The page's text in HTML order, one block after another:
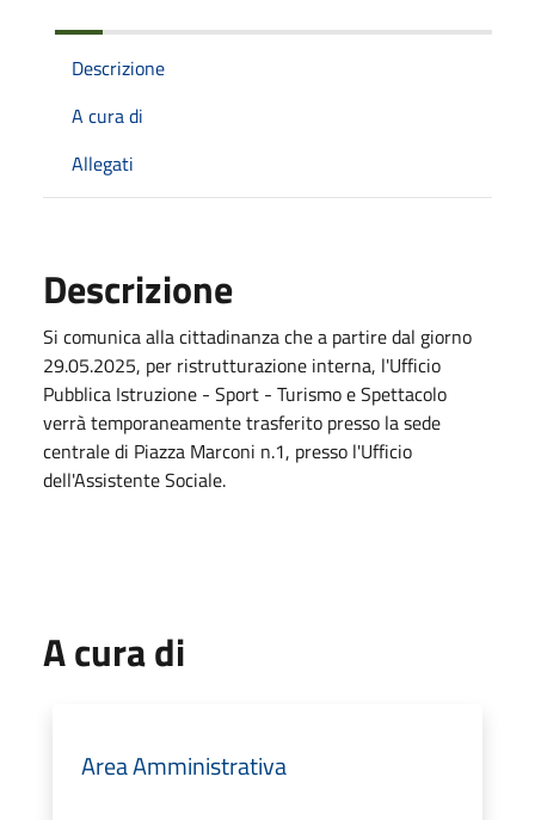
Descrizione
A cura di
Allegati
Descrizione
Si comunica alla cittadinanza che a partire dal giorno
29.05.2025, per ristrutturazione interna, l'Ufficio
Pubblica Istruzione - Sport - Turismo e Spettacolo
verrà temporaneamente trasferito presso la sede
centrale di Piazza Marconi n.1, presso l'Ufficio
dell'Assistente Sociale.
A cura di
Area Amministrativa